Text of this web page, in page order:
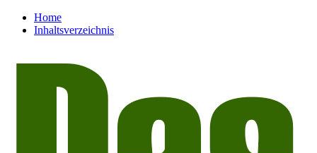
Home
Inhaltsverzeichnis